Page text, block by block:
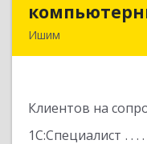
Ишим
Клиентов на
1С:Специалист